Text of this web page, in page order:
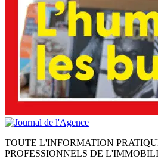
TOUTE L'INFORMATION
PROFESSIONNELS DE